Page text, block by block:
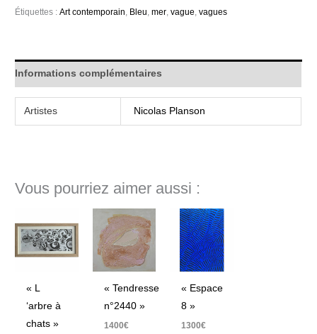
Étiquettes :Art contemporain Bleu ,mer ,vague ,vagues
Informations complémentaires
Artistes Nicolas Planson
Vous pourriez aimer aussi :
« L
‘arbre à
chats »
« Tendresse
n°2440 »
1400€
« Espace
8 »
1300€